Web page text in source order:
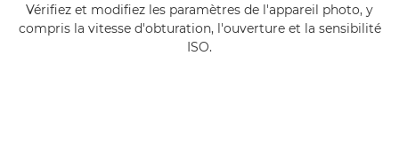
Vérifiez et modifiez les paramètres de l'appareil photo, y
compris la vitesse d'obturation, l'ouverture et la sensibilité
ISO.